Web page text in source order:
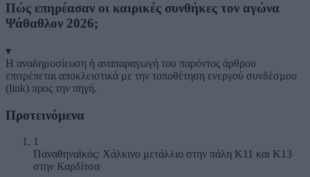
Πώς επηρέασαν οι καιρικές συνθήκες τον αγώνα
Ψάθαθλον 2026;
▾
Η αναδημοσίευση ή αναπαραγωγή του παρόντος άρθρου
επιτρέπεται αποκλειστικά με την τοποθέτηση ενεργού συνδέσμου
(link) προς την πηγή.
Προτεινόμενα
1
Παναθηναϊκός: Χάλκινο μετάλλιο στην πάλη Κ11 και Κ13
στην Καρδίτσα